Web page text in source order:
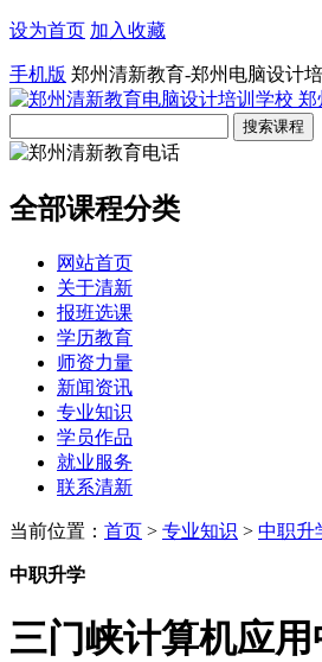
设为首页 加入收藏
手机版 郑州清新教育-郑州电脑设计
郑
全部课程分类
网站首页
关于清新
报班选课
学历教育
师资力量
新闻资讯
专业知识
学员作品
就业服务
联系清新
当前位置： 首页 > 专业知识 > 中职升
中职升学
三门峡计算机应用